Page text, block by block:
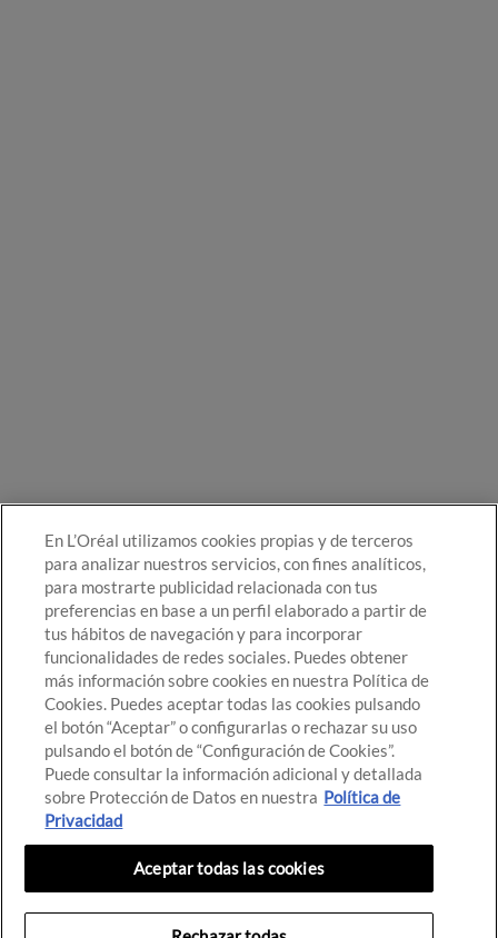
© Destino de Belleza 2021
Política de cookies
Términos de uso
Política de privacidad
En L’Oréal utilizamos cookies propias y de terceros
para analizar nuestros servicios, con fines analíticos,
para mostrarte publicidad relacionada con tus
preferencias en base a un perfil elaborado a partir de
tus hábitos de navegación y para incorporar
funcionalidades de redes sociales. Puedes obtener
más información sobre cookies en nuestra Política de
Cookies. Puedes aceptar todas las cookies pulsando
el botón “Aceptar” o configurarlas o rechazar su uso
pulsando el botón de “Configuración de Cookies”.
Puede consultar la información adicional y detallada
sobre Protección de Datos en nuestra Política de
Privacidad
Aceptar todas las cookies